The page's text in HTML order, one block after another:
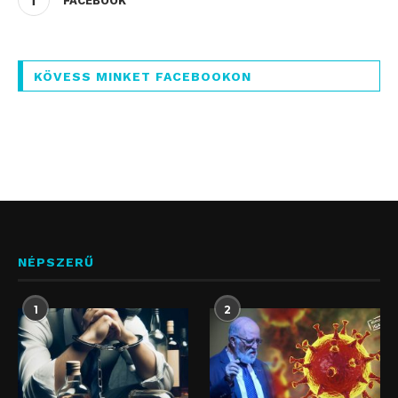
KÖVESS MINKET FACEBOOKON
NÉPSZERŰ
1 2